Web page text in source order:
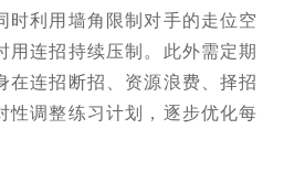
时利用墙角限制对手的走位空
用连招持续压制。此外需定期
在连招断招、资源浪费、择招
性调整练习计划，逐步优化每